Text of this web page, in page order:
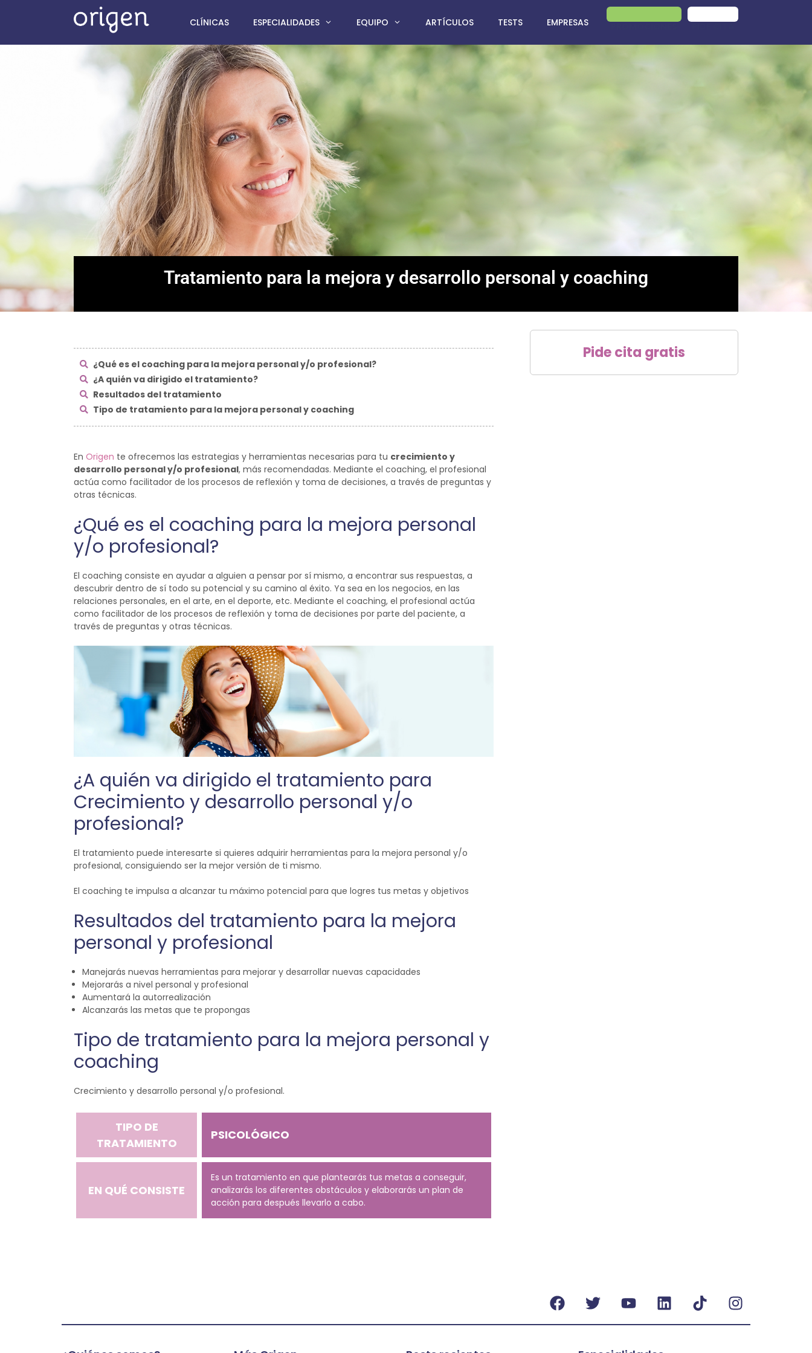
CLÍNICAS ESPECIALIDADES EQUIPO ARTÍCULOS TESTS EMPRESAS
Tratamiento para la mejora y desarrollo personal y coaching
¿Qué es el coaching para la mejora personal y/o profesional?
¿A quién va dirigido el tratamiento?
Resultados del tratamiento
Tipo de tratamiento para la mejora personal y coaching
En Origen te ofrecemos las estrategias y herramientas necesarias para tu crecimiento y
desarrollo personal y/o profesional, más recomendadas. Mediante el coaching, el profesional
actúa como facilitador de los procesos de reflexión y toma de decisiones, a través de preguntas y
otras técnicas.
¿Qué es el coaching para la mejora personal
y/o profesional?
El coaching consiste en ayudar a alguien a pensar por sí mismo, a encontrar sus respuestas, a
descubrir dentro de sí todo su potencial y su camino al éxito. Ya sea en los negocios, en las
relaciones personales, en el arte, en el deporte, etc. Mediante el coaching, el profesional actúa
como facilitador de los procesos de reflexión y toma de decisiones por parte del paciente, a
través de preguntas y otras técnicas.
¿A quién va dirigido el tratamiento para
Crecimiento y desarrollo personal y/o
profesional?
El tratamiento puede interesarte si quieres adquirir herramientas para la mejora personal y/o
profesional, consiguiendo ser la mejor versión de ti mismo.
El coaching te impulsa a alcanzar tu máximo potencial para que logres tus metas y objetivos
Resultados del tratamiento para la mejora
personal y profesional
Manejarás nuevas herramientas para mejorar y desarrollar nuevas capacidades
Mejorarás a nivel personal y profesional
Aumentará la autorrealización
Alcanzarás las metas que te propongas
Tipo de tratamiento para la mejora personal y
coaching
Crecimiento y desarrollo personal y/o profesional.
TIPO DE
TRATAMIENTO
PSICOLÓGICO
EN QUÉ CONSISTE
Es un tratamiento en que plantearás tus metas a conseguir,
analizarás los diferentes obstáculos y elaborarás un plan de
acción para después llevarlo a cabo.
Pide cita gratis